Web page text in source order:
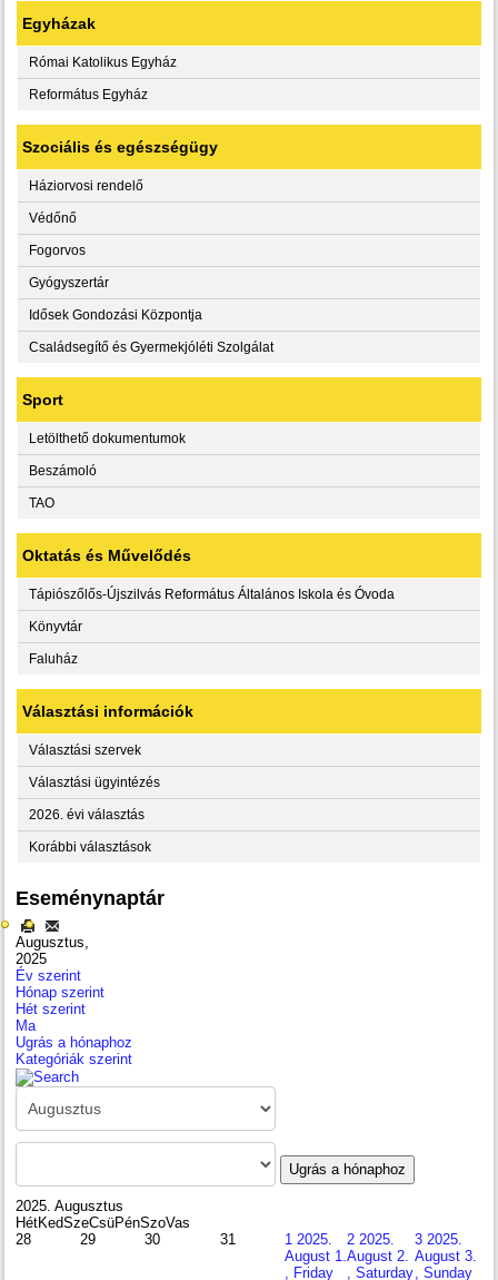
Egyházak
Római Katolikus Egyház
Református Egyház
Szociális és egészségügy
Háziorvosi rendelő
Védőnő
Fogorvos
Gyógyszertár
Idősek Gondozási Központja
Családsegítő és Gyermekjóléti Szolgálat
Sport
Letölthető dokumentumok
Beszámoló
TAO
Oktatás és Művelődés
Tápiószőlős-Újszilvás Református Általános Iskola és Óvoda
Könyvtár
Faluház
Választási információk
Választási szervek
Választási ügyintézés
2026. évi választás
Korábbi választások
Eseménynaptár
Augusztus,
2025
Év szerint
Hónap szerint
Hét szerint
Ma
Ugrás a hónaphoz
Kategóriák szerint
Ugrás a hónaphoz
2025. Augusztus
HétKedSzeCsüPénSzoVas
28
29 30 31 1 2025.
August 1.
, Friday
2 2025.
August 2.
, Saturday
3 2025.
August 3.
, Sunday